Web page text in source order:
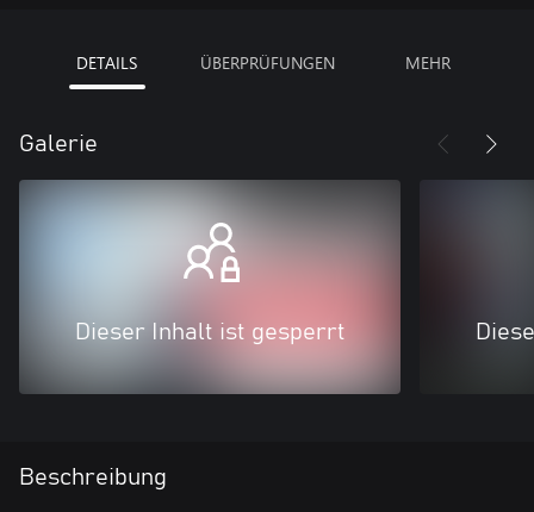
DETAILS ÜBERPRÜFUNGEN MEHR
Galerie
Dieser Inhalt ist gesperrt
Beschreibung